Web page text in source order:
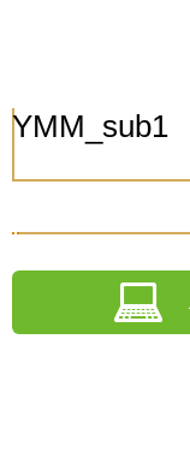
YMM_sub1